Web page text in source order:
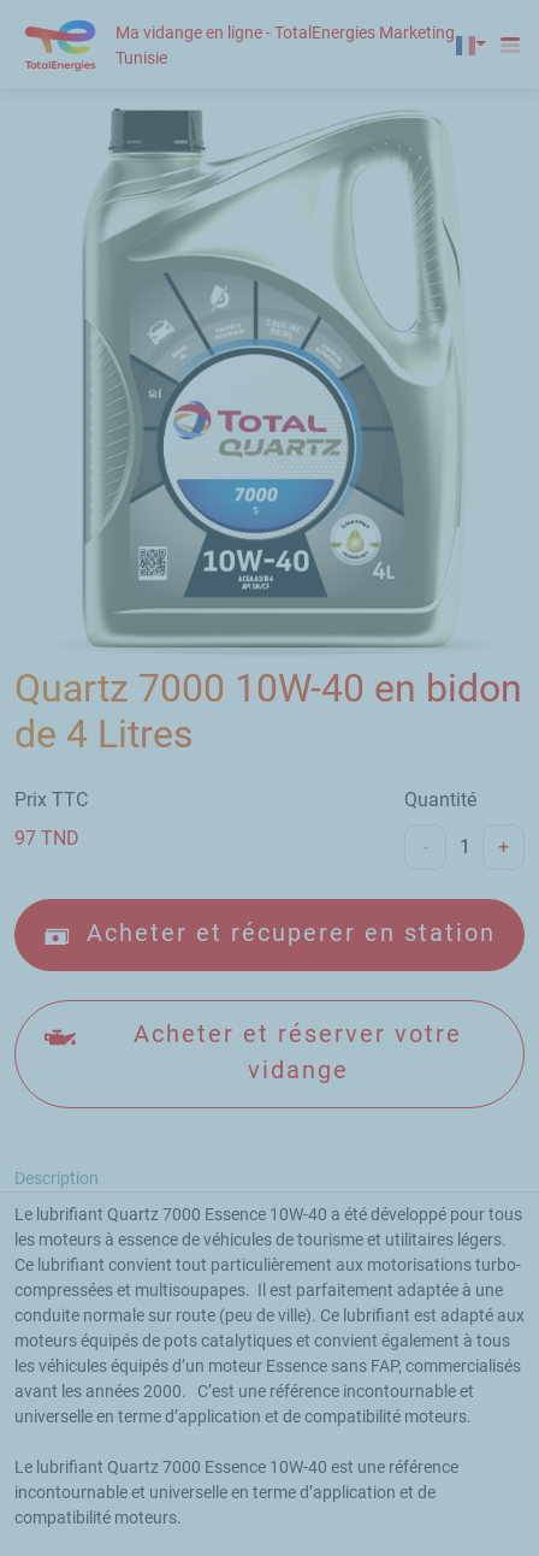
Ma vidange en ligne - TotalEnergies Marketing
Tunisie
Quartz 7000 10W-40 en bidon
de 4 Litres
Prix TTC
97 TND
Quantité
- +
Acheter et récuperer en station
Acheter et réserver votre
vidange
Description
Le lubrifiant Quartz 7000 Essence 10W-40 a été développé pour tous
les moteurs à essence de véhicules de tourisme et utilitaires légers.
Ce lubrifiant convient tout particulièrement aux motorisations turbo-
compressées et multisoupapes.  Il est parfaitement adaptée à une
conduite normale sur route (peu de ville). Ce lubrifiant est adapté aux
moteurs équipés de pots catalytiques et convient également à tous
les véhicules équipés d’un moteur Essence sans FAP, commercialisés
avant les années 2000.   C’est une référence incontournable et
universelle en terme d’application et de compatibilité moteurs.
Le lubrifiant Quartz 7000 Essence 10W-40 est une référence
incontournable et universelle en terme d’application et de
compatibilité moteurs.